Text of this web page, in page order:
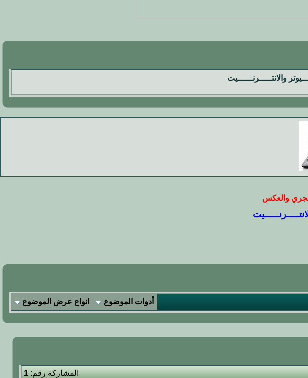
والانتـــــرنــــــيت
والعكس
أدوات الموضوع انواع عرض الموضوع
المشاركة رقم:1